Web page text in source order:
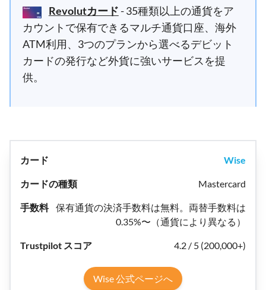
Revolutカード - 35種類以上の通貨をア
カウントで保有できるマルチ通貨口座、海外
ATM利用、3つのプランから選べるデビット
カードの発行など外貨に強いサービスを提
供。
Wise
Mastercard
保有通貨の決済手数料は無料。両替手数料は
0.35%〜（通貨により異なる）
4.2 / 5 (200,000+)
Wise 公式ページへ